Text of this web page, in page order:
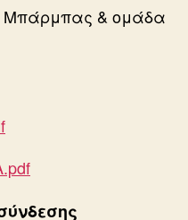
Μπάρμπας & ομάδα